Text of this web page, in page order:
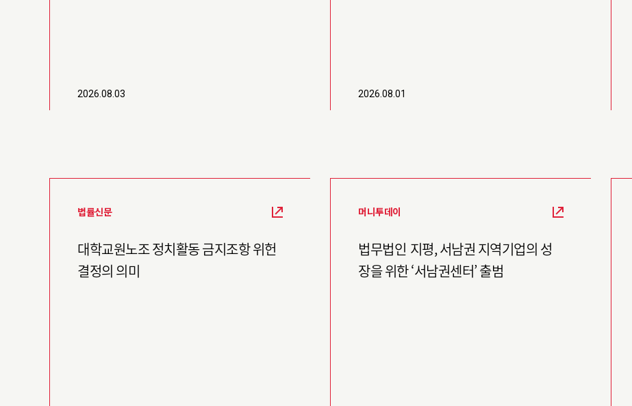
2026.08.03 2026.08.01
법률신문
대학교원노조 정치활동 금지조항 위헌
결정의 의미
머니투데이
법무법인 지평, 서남권 지역기업의 성
장을 위한 ‘서남권센터’ 출범